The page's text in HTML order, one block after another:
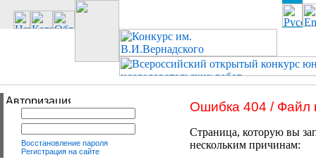
Восстановление пароля
Регистрация на сайте
Ошибка 404 / Файл
Страница, которую вы
нескольким причинам: